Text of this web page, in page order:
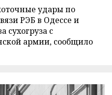
удары по
РЭБ в Одессе и
сухогруза с
армии, сообщило